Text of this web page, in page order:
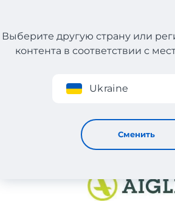
Регистрация
Выберите другую страну или
контента в соответствии с
Ukraine
Сменить
АIGLE